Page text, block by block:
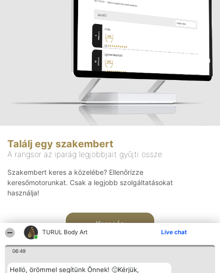
TURUL Body Art Live chat
06:49
Helló, örömmel segítünk Önnek! 🙂Kérjük,
Találj egy szakembert
A rangsor az iparág legjobbjait gyűjti össze
Szakembert keres a közelébe? Ellenőrizze
keresőmotorunkat. Csak a legjobb szolgáltatásokat
használja!
Keresés